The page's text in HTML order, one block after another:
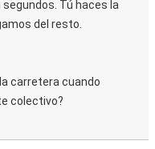
Tú haces la
del resto.
carretera cuando
colectivo?